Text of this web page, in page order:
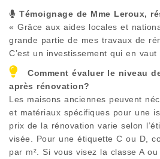
Témoignage de Mme Leroux,
« Grâce aux aides locales et
grande partie de mes travaux de
C’est un investissement qui en
Comment évaluer le niveau
après rénovation?
Les maisons anciennes peuvent
et matériaux spécifiques pour une
prix de la rénovation varie selon
visée. Pour une étiquette C ou D,
par m². Si vous visez la classe A